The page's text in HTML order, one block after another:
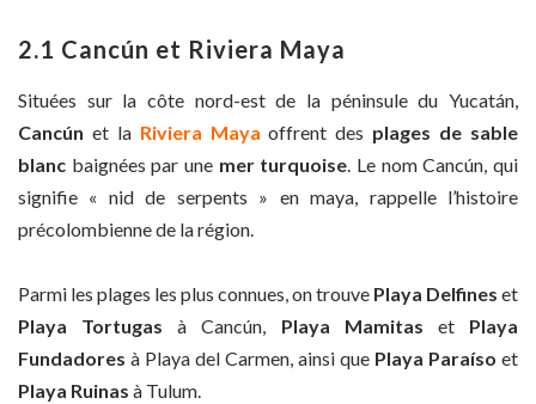
2.1 Cancún et Riviera Maya
Situées sur la côte nord-est de la péninsule du Yucatán,
Cancún et la Riviera Maya offrent des plages de sable
blanc baignées par une mer turquoise . Le nom Cancún, qui
signifie « nid de serpents » en maya, rappelle l’histoire
précolombienne de la région.
Parmi les plages les plus connues, on trouve Playa Delfines et
Playa Tortugas à Cancún, Playa Mamitas et Playa
Fundadores à Playa del Carmen, ainsi que Playa Paraíso et
Playa Ruinas à Tulum.